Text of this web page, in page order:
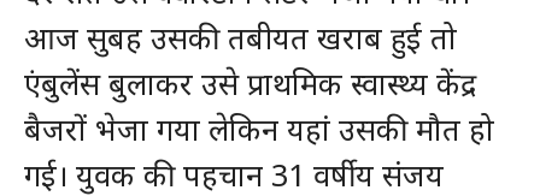
आज सुबह उसकी तबीयत खराब हुई तो
एंबुलेंस बुलाकर उसे प्राथमिक स्वास्थ्य केंद्र
बैजरों भेजा गया लेकिन यहां उसकी मौत हो
गई। युवक की पहचान 31 वर्षीय संजय